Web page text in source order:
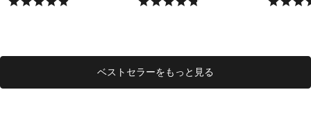
ベストセラーをもっと見る